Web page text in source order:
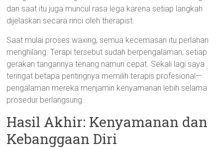
dan saat itu juga muncul rasa lega karena setiap langkah
dijelaskan secara rinci oleh therapist.
Saat mulai proses waxing, semua kecemasan itu perlahan
menghilang. Terapi tersebut sudah berpengalaman; setiap
gerakan tangannya tenang namun cepat. Sekali lagi saya
teringat betapa pentingnya memilih terapis profesional—
pengalaman mereka menjamin kenyamanan lebih selama
prosedur berlangsung.
Hasil Akhir: Kenyamanan dan
Kebanggaan Diri